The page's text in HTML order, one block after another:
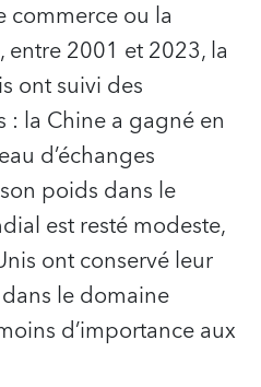
commerce ou la
entre 2001 et 2023, la
ont suivi des
la Chine a gagné en
d’échanges
poids dans le
est resté modeste,
ont conservé leur
le domaine
d’importance aux